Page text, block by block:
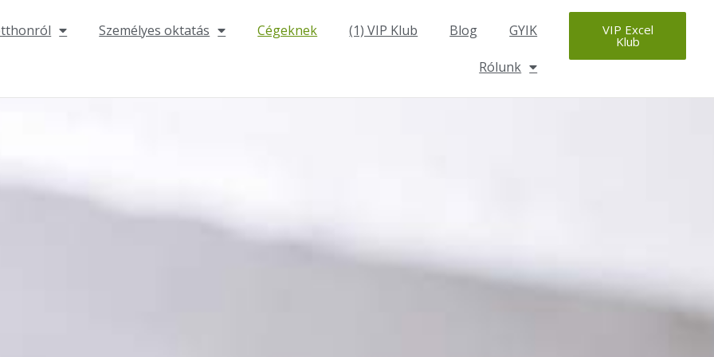
Személyes oktatás Cégeknek (1) VIP Klub Blog GYIK
Rólunk
VIP Excel
Klub